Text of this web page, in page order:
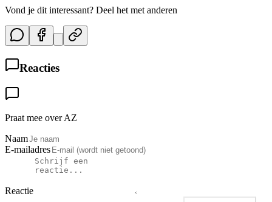
Vond je dit interessant? Deel het met anderen
Reacties
Praat mee over AZ
Naam
E-mailadres
Reactie